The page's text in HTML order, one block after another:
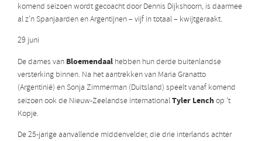
komend seizoen wordt gecoacht door Dennis Dijkshoorn, is daarmee
al z’n Spanjaarden en Argentijnen – vijf in totaal – kwijtgeraakt.
29 juni
De dames van Bloemendaal hebben hun derde buitenlandse
versterking binnen. Na het aantrekken van Maria Granatto
(Argentinië) en Sonja Zimmerman (Duitsland) speelt vanaf komend
seizoen ook de Nieuw-Zeelandse internationalTyler Lenchop ’t
Kopje.
De 25-jarige aanvallende middenvelder, die drie interlands achter